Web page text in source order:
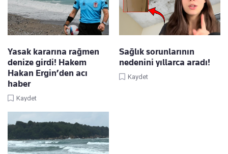
Yasak kararına rağmen
denize girdi! Hakem
Hakan Ergin’den acı
haber
Kaydet
Sağlık sorunlarının
nedenini yıllarca aradı!
Kaydet